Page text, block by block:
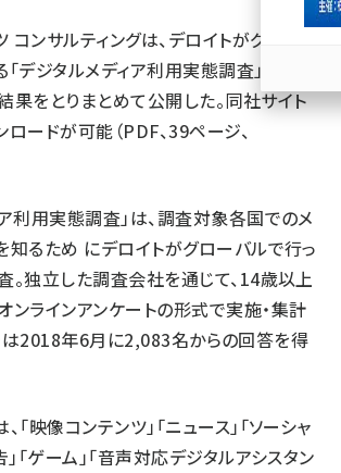
コンサルティングは、デロイトがグローバ
デジタルメディア利用実態調査」の、日
果をとりまとめて公開した。同社サイト
ードが可能（PDF、39ページ、
利用実態調査」は、調査対象各国でのメ
知るため にデロイトがグローバルで行っ
。独立した調査会社を通じて、14歳以上
ンラインアンケートの形式で実施・集計
は2018年6月に2,083名からの回答を得
「映像コンテンツ」「ニュース」「ソーシャ
」「ゲーム」「音声対応デジタルアシスタン